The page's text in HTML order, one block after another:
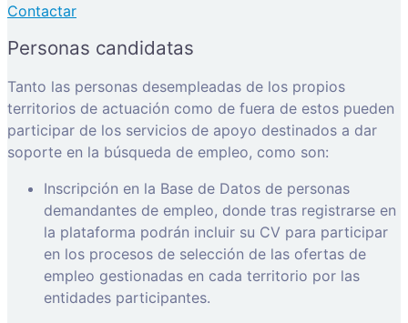
Contactar
Personas candidatas
Tanto las personas desempleadas de los propios
territorios de actuación como de fuera de estos pueden
participar de los servicios de apoyo destinados a dar
soporte en la búsqueda de empleo, como son:
Inscripción en la Base de Datos de personas
demandantes de empleo, donde tras registrarse en
la plataforma podrán incluir su CV para participar
en los procesos de selección de las ofertas de
empleo gestionadas en cada territorio por las
entidades participantes.